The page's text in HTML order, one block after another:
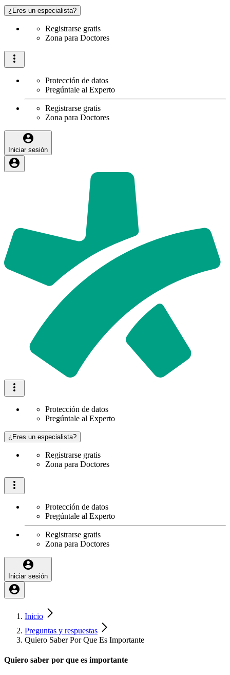
¿Eres un especialista?
Registrarse gratis
Zona para Doctores
Protección de datos
Pregúntale al Experto
Registrarse gratis
Zona para Doctores
Iniciar sesión
Protección de datos
Pregúntale al Experto
¿Eres un especialista?
Registrarse gratis
Zona para Doctores
Protección de datos
Pregúntale al Experto
Registrarse gratis
Zona para Doctores
Iniciar sesión
Inicio
Preguntas y respuestas
Quiero Saber Por Que Es Importante
Quiero saber por que es importante